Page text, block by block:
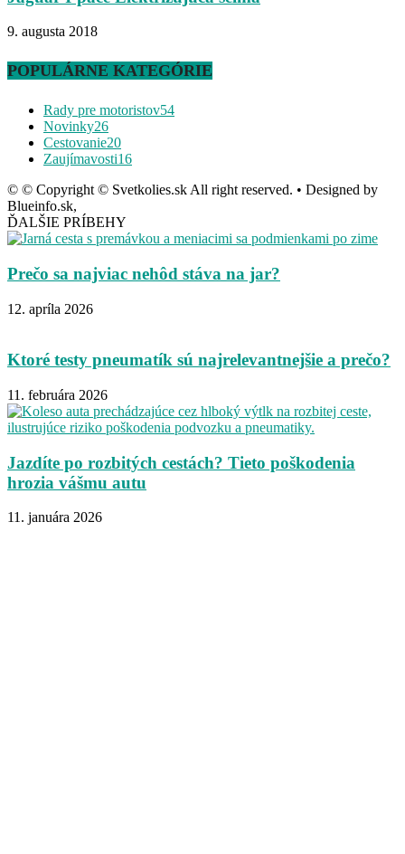
9. augusta 2018
POPULÁRNE KATEGÓRIE
Rady pre motoristov54
Novinky26
Cestovanie20
Zaujímavosti16
© © Copyright © Svetkolies.sk All right reserved. • Designed by
Blueinfo.sk,
ĎALŠIE PRÍBEHY
Prečo sa najviac nehôd stáva na jar?
12. apríla 2026
Ktoré testy pneumatík sú najrelevantnejšie a prečo?
11. februára 2026
Jazdíte po rozbitých cestách? Tieto poškodenia
hrozia vášmu autu
11. januára 2026